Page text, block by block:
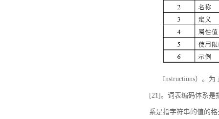
Instructions）。
[21]。词表编码体系是
系是指字符串的值的